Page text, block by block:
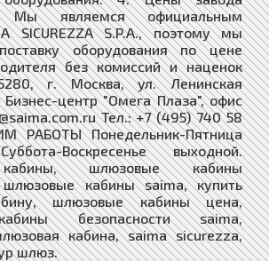
Мы являемся официальным
SICUREZZA S.P.A., поэтому мы
оборудования по цене
без комиссий и наценок
г. Москва, ул. Ленинская
центр "Омега Плаза", офис
Тел.: +7 (495) 740 58
РАБОТЫ Понедельник-Пятница
Воскресенье выходной.
шлюзовые кабины
шлюзовые кабины saima, купить
шлюзовые кабины цена,
безопасности saima,
кабина, saima sicurezza,
шлюз.